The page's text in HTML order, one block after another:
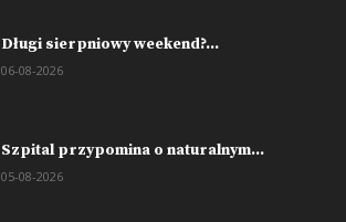
Długi sierpniowy weekend?...
06-08-2026
Szpital przypomina o naturalnym...
05-08-2026